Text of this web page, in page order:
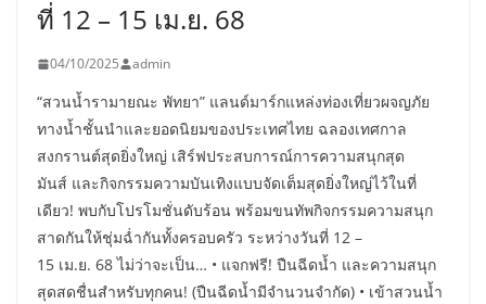
ที่ 12 – 15 เม.ย. 68
04/10/2025 admin
“สวนน้ำรามายณะ พัทยา” แลนด์มาร์กแหล่งท่องเที่ยวผจญภัย
ทางน้ำชั้นนำและยอดนิยมของประเทศไทย ฉลองเทศกาล
สงกรานต์สุดยิ่งใหญ่ เสิร์ฟประสบการณ์การความสนุกสุด
มันส์ และกิจกรรมความบันเทิงแบบจัดเต็มสุดยิ่งใหญ่ไว้ในที่
เดียว! พบกับโปรโมชั่นดับร้อน พร้อมขนทัพกิจกรรมความสนุก
สาดกันให้ชุ่มฉ่ำกันทั้งครอบครัว ระหว่างวันที่ 12 –
15 เม.ย. 68 ไม่ว่าจะเป็น… • แจกฟรี! ปืนฉีดน้ำ และความสนุก
สุดสดชื่นสำหรับทุกคน! (ปืนฉีดน้ำมีจำนวนจำกัด) • เข้าสวนน้ำ